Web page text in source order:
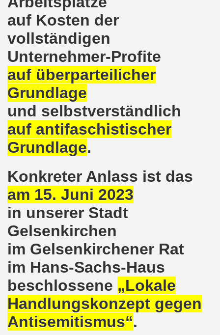
auf Kosten der
vollständigen
Unternehmer-Profite
auf überparteilicher
Grundlage
und selbstverständlich
auf antifaschistischer
Grundlage.
Konkreter Anlass ist das
am 15. Juni 2023
in unserer Stadt
Gelsenkirchen
im Gelsenkirchener Rat
im Hans-Sachs-Haus
beschlossene „Lokale
Handlungskonzept gegen
Antisemitismus“.
wünscht allen Freundinnen und wünscht allen
Bewegung am 10.12.2018 mit gelben Westen und
feiert am 10.12.2018 die 700. Bürgerbewegung
Bewegung Gelsenkirchen mit Frank Oettler
Bewegung fordert am 03.12.2018: Freigabe des
Bewegung findet ausnahmsweise am 03.12.2018 in
vor dem Amtsgericht Gelsenkirchen: Weg mit der
Montagsdemo-Bewegung ist und bleibt wirklich jetzt
Bewegung protestiert und demonstriert am 05.11.2018
Bewegung ruft auf am 05.11.2018 zur Solidarität mit
am 24.09.2018 uneingeschränkt
am 13.10.2018 mit tollem Beitrag in Berlin
Setzen wir gemeinsam ein kämpferisches Zeichen
Montagsdemonstration: Kampf gegen
Bewegung am 01.10.2018 - gegen die
und wichtige Informationen zur 15.